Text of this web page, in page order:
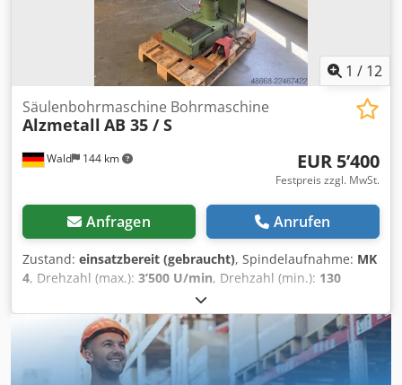
1 / 12
Wald 144 km
Säulenbohrmaschine Bohrmaschine
Alzmetall AB 35 / S
EUR 5’400
Festpreis zzgl. MwSt.
Anfragen Anrufen
Zustand: einsatzbereit (gebraucht), Spindelaufnahme: MK
4, Drehzahl (max.): 3’500 U/min, Drehzahl (min.): 130
, Alzmetall AB 35 / S
Bohrmaschine Säulenbohrmaschine Pinolenhub: 180mm
Ausladung: 300mm Aufnahme: MK 4 Bohrfutter: 3-16mm
Dcodpfx Ahozqy I Tskok Stufenlose Drehzahl: 130 - 3500
U/min Vorschub: 0,1 - 0,2 - 0,3 U/min